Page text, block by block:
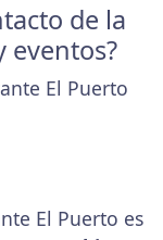
de la
eventos?
El Puerto
El Puerto es